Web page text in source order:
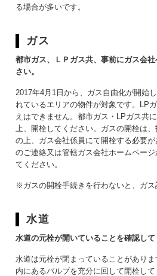
る場合が多いです。
ガス
都市ガス、ＬＰガス共、事前にガス会
さい。
2017年4月1日から、ガス自由化が開始
れているエリアの物件が対象です。LP
えはできません。都市ガス・LPガス共
上、開栓してください。ガスの開栓は
の上、ガス会社係員にて開栓する必要
のご連絡又は管轄ガス会社ホームペー
てください。
※ガスの開栓手続きを行わないと、ガ
水道
水道の元栓が開いていることを確認して
水道は元栓が閉まっていることがあり
内にあるバルブを充分に回して開栓し